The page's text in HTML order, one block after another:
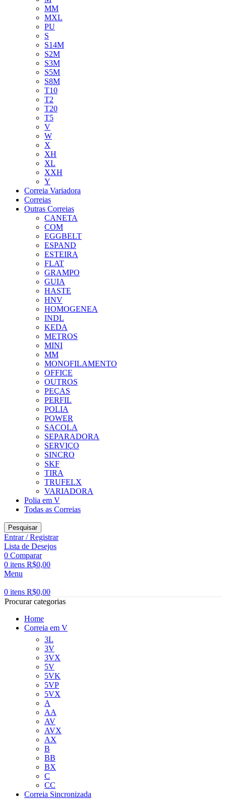
MM
MXL
PU
S
S14M
S2M
S3M
S5M
S8M
T10
T2
T20
T5
V
W
X
XH
XL
XXH
Y
Correia Variadora
Correias
Outras Correias
CANETA
COM
EGGBELT
ESPAND
ESTEIRA
FLAT
GRAMPO
GUIA
HASTE
HNV
HOMOGENEA
INDL
KEDA
METROS
MINI
MM
MONOFILAMENTO
OFFICE
OUTROS
PEÇAS
PERFIL
POLIA
POWER
SACOLA
SEPARADORA
SERVIÇO
SINCRO
SKF
TIRA
TRUFELX
VARIADORA
Polia em V
Todas as Correias
Pesquisar
Entrar / Registrar
Lista de Desejos
0 Comparar
0 itens R$0,00
Menu
0 itens R$0,00
Procurar categorias
Home
Correia em V
3L
3V
3VX
5V
5VK
5VP
5VX
A
AA
AV
AVX
AX
B
BB
BX
C
CC
Correia Sincronizada